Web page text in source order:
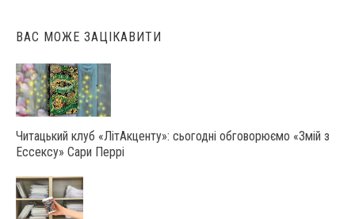
ВАС МОЖЕ ЗАЦІКАВИТИ
Читацький клуб «ЛітАкценту»: сьогодні обговорюємо «Змій з
Ессексу» Сари Перрі